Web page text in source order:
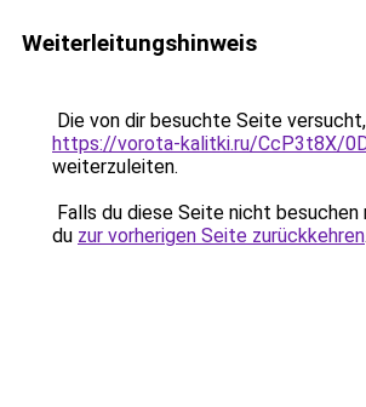
Weiterleitungshinweis
Die von dir besuchte Seite
https://vorota-kalitki.ru/CcP3t8X/
weiterzuleiten.
Falls du diese Seite nicht
du zur vorherigen Seite zurückkehren.